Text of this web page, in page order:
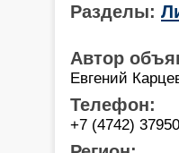
Разделы:
Автор
Евгений
Телефон:
+7 (4742)